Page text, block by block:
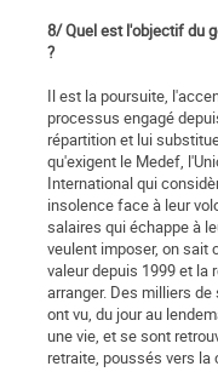
8/ Quel est l'objectif du
?
Il est la poursuite,
processus engagé
répartition et lui
qu'exigent le Medef,
International qui
insolence face à leur
salaires qui échappe à
veulent imposer, on sait
valeur depuis 1999 et la
arranger. Des milliers
ont vu, du jour au
une vie, et se sont
retraite, poussés vers la